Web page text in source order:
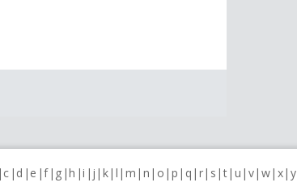
c d e f g h i j k l m n o p q r s t u v w x y